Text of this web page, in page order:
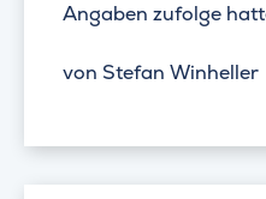
Angaben zufolge
von Stefan Winheller